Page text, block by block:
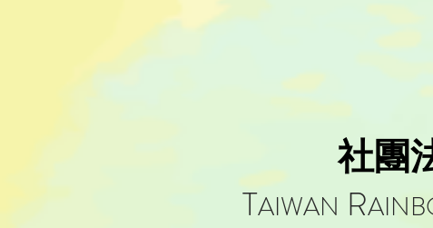
社團
TAIWAN R